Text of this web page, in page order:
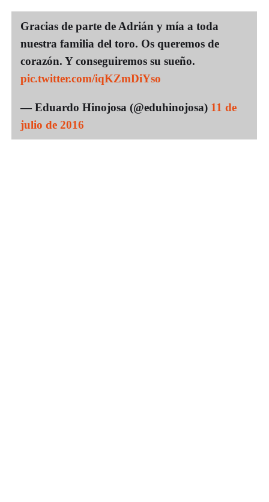
Gracias de parte de Adrián y mía a toda
nuestra familia del toro. Os queremos de
corazón. Y conseguiremos su sueño.
pic.twitter.com/iqKZmDiYso
— Eduardo Hinojosa (@eduhinojosa) 11 de
julio de 2016